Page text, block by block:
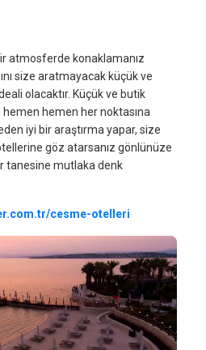
atmosferde konaklamanız
size aratmayacak küçük ve
olacaktır. Küçük ve butik
hemen her noktasına
iyi bir araştırma yapar, size
göz atarsanız gönlünüze
tanesine mutlaka denk
cesme-otelleri